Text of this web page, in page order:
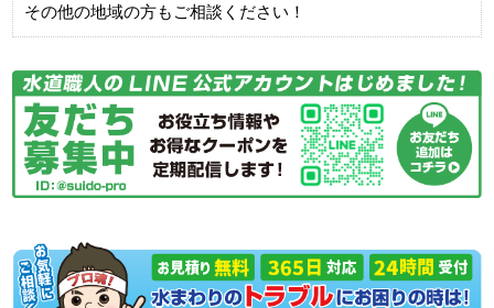
その他の地域の方もご相談ください！